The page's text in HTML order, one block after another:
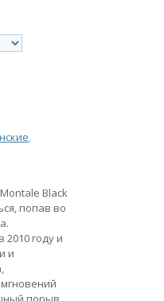
,
Black
попав во
году и
и